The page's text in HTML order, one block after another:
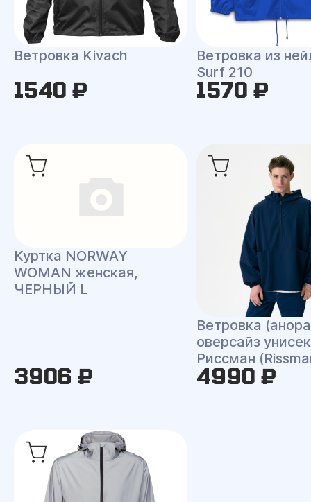
Ветровка Kivach
1540 ₽
Ветровка из
Surf 210
1570 ₽
Куртка NORWAY
WOMAN женская,
ЧЕРНЫЙ L
3906 ₽
Ветровка
оверсайз
Риссман
4990 ₽